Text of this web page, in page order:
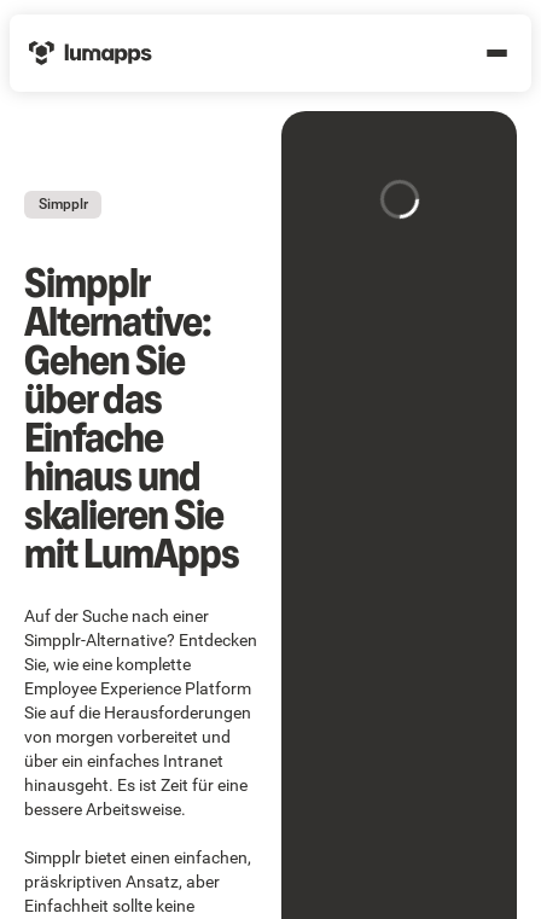
Simpplr
Simpplr
Alternative:
Gehen Sie
über das
Einfache
hinaus und
skalieren Sie
mit LumApps
Auf der Suche nach einer
Simpplr-Alternative? Entdecken
Sie, wie eine komplette
Employee Experience Platform
Sie auf die Herausforderungen
von morgen vorbereitet und
über ein einfaches Intranet
hinausgeht. Es ist Zeit für eine
bessere Arbeitsweise.
Simpplr bietet einen einfachen,
präskriptiven Ansatz, aber
Einfachheit sollte keine